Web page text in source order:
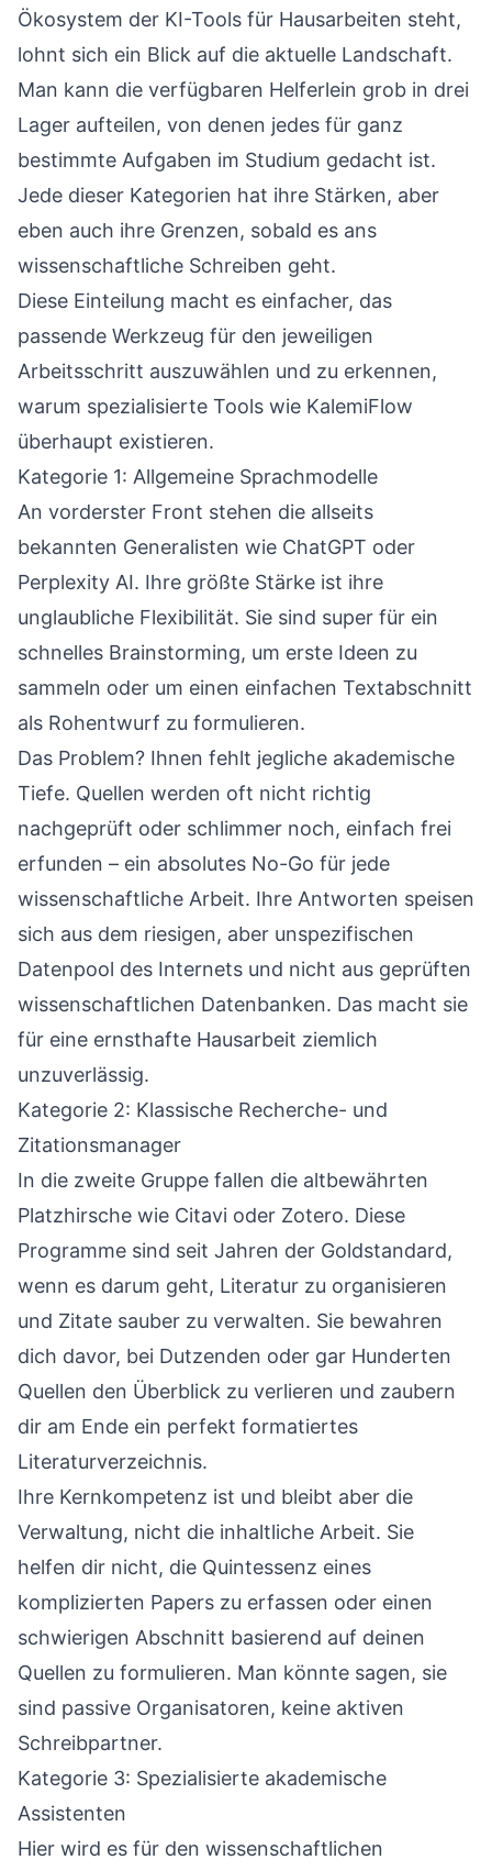
Ökosystem der KI-Tools für Hausarbeiten steht,
lohnt sich ein Blick auf die aktuelle Landschaft.
Man kann die verfügbaren Helferlein grob in drei
Lager aufteilen, von denen jedes für ganz
bestimmte Aufgaben im Studium gedacht ist.
Jede dieser Kategorien hat ihre Stärken, aber
eben auch ihre Grenzen, sobald es ans
wissenschaftliche Schreiben geht.
Diese Einteilung macht es einfacher, das
passende Werkzeug für den jeweiligen
Arbeitsschritt auszuwählen und zu erkennen,
warum spezialisierte Tools wie KalemiFlow
überhaupt existieren.
Kategorie 1: Allgemeine Sprachmodelle
An vorderster Front stehen die allseits
bekannten Generalisten wie ChatGPT oder
Perplexity AI. Ihre größte Stärke ist ihre
unglaubliche Flexibilität. Sie sind super für ein
schnelles Brainstorming, um erste Ideen zu
sammeln oder um einen einfachen Textabschnitt
als Rohentwurf zu formulieren.
Das Problem? Ihnen fehlt jegliche akademische
Tiefe. Quellen werden oft nicht richtig
nachgeprüft oder schlimmer noch, einfach frei
erfunden – ein absolutes No-Go für jede
wissenschaftliche Arbeit. Ihre Antworten speisen
sich aus dem riesigen, aber unspezifischen
Datenpool des Internets und nicht aus geprüften
wissenschaftlichen Datenbanken. Das macht sie
für eine ernsthafte Hausarbeit ziemlich
unzuverlässig.
Kategorie 2: Klassische Recherche- und
Zitationsmanager
In die zweite Gruppe fallen die altbewährten
Platzhirsche wie Citavi oder Zotero. Diese
Programme sind seit Jahren der Goldstandard,
wenn es darum geht, Literatur zu organisieren
und Zitate sauber zu verwalten. Sie bewahren
dich davor, bei Dutzenden oder gar Hunderten
Quellen den Überblick zu verlieren und zaubern
dir am Ende ein perfekt formatiertes
Literaturverzeichnis.
Ihre Kernkompetenz ist und bleibt aber die
Verwaltung, nicht die inhaltliche Arbeit. Sie
helfen dir nicht, die Quintessenz eines
komplizierten Papers zu erfassen oder einen
schwierigen Abschnitt basierend auf deinen
Quellen zu formulieren. Man könnte sagen, sie
sind passive Organisatoren, keine aktiven
Schreibpartner.
Kategorie 3: Spezialisierte akademische
Assistenten
Hier wird es für den wissenschaftlichen